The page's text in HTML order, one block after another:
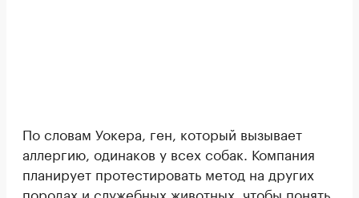
По словам Уокера, ген, который вызывает
аллергию, одинаков у всех собак. Компания
планирует протестировать метод на других
породах и служебных животных, чтобы понять,